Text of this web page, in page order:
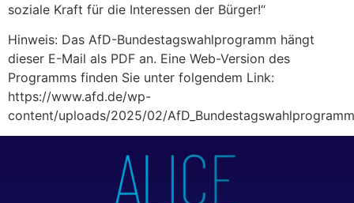
soziale Kraft für die Interessen der Bürger!“
Hinweis: Das AfD-Bundestagswahlprogramm hängt
dieser E-Mail als PDF an. Eine Web-Version des
Programms finden Sie unter folgendem Link:
https://www.afd.de/wp-
content/uploads/2025/02/